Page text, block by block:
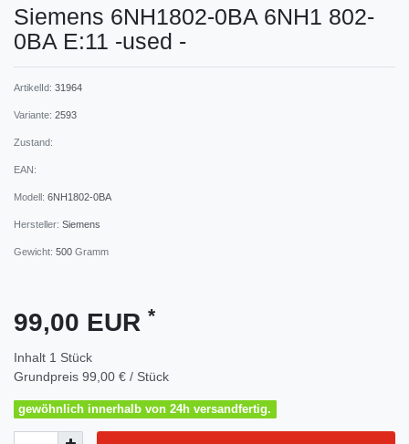
Siemens 6NH1802-0BA 6NH1 802-
0BA E:11 -used -
ArtikelId: 31964
Variante: 2593
Zustand:
EAN:
Modell: 6NH1802-0BA
Hersteller: Siemens
Gewicht: 500 Gramm
99,00 EUR *
Inhalt 1 Stück
Grundpreis 99,00 € / Stück
gewöhnlich innerhalb von 24h versandfertig.